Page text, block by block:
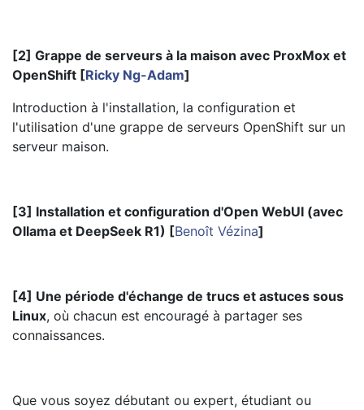
[2] Grappe de serveurs à la maison avec ProxMox et
OpenShift [Ricky Ng-Adam]
Introduction à l'installation, la configuration et
l'utilisation d'une grappe de serveurs OpenShift sur un
serveur maison.
[3] Installation et configuration d'Open WebUI (avec
Ollama et DeepSeek R1) [Benoît Vézina]
[4] Une période d'échange de trucs et astuces sous
Linux, où chacun est encouragé à partager ses
connaissances.
Que vous soyez débutant ou expert, étudiant ou